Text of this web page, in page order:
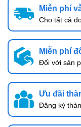
Miễn phí
Cho tất cả
Miễn phí
Đối với sản
Ưu đãi
Đăng ký